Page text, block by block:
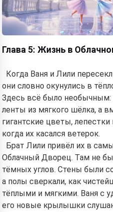
Глава 5: Жизнь в
Когда Ваня и Лили
они словно окунулись в
Здесь всё было необычным:
ленты из мягкого шёлка, а
гигантские цветы,
когда их касался ветерок.
Брат Лили привёл их в
Облачный Дворец. Там не
тёмных углов. Стены были
а полы сверкали, как
тёплыми и мягкими. Ваня с
его новые крылышки